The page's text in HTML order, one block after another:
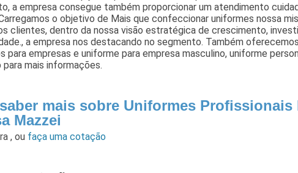
a empresa consegue também proporcionar um atendimento
o objetivo de Mais que confeccionar uniformes nossa
clientes, dentro da nossa visão estratégica de crescimento,
a empresa nos destacando no segmento. Também
para empresas e uniforme para empresa masculino, uniforme
mais informações.
mais sobre Uniformes
Mazzei
,ou faça uma cotação